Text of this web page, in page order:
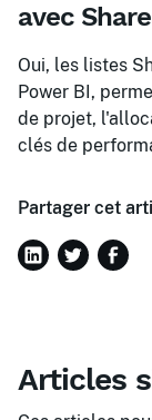
avec
Oui, les listes
Power BI,
de projet,
clés de
Partager cet
Articles